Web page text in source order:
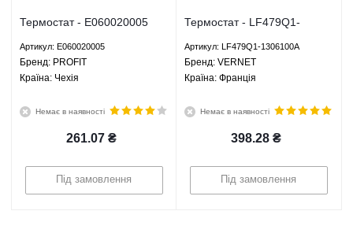
Термостат - E060020005
Артикул: E060020005
Брeнд: PROFIT
Країна: Чехія
Немає в наявності
261.07 ₴
Під замовлення
Термостат - LF479Q1-
Артикул: LF479Q1-1306100A
Брeнд: VERNET
Країна: Франція
Немає в наявності
398.28 ₴
Під замовлення